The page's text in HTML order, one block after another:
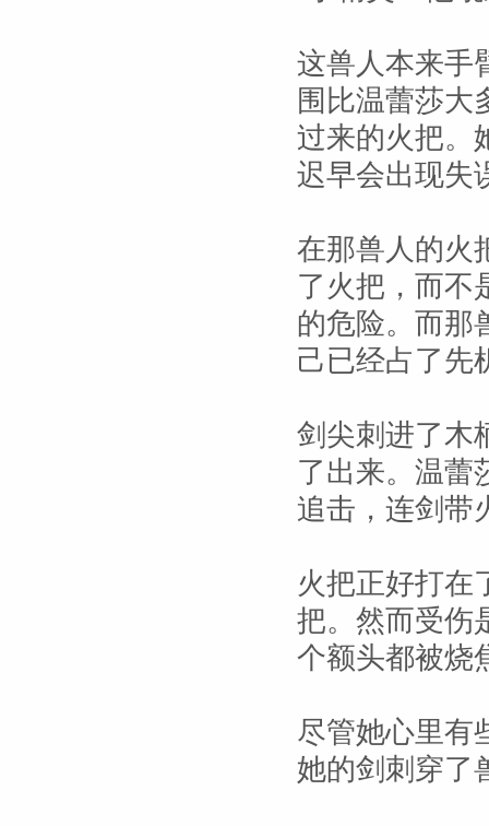
这兽人本来手
围比温蕾莎大
过来的火把。
迟早会出现失
在那兽人的火
了火把，而不
的危险。而那
己已经占了先
剑尖刺进了木
了出来。温蕾
追击，连剑带
火把正好打在
把。然而受伤
个额头都被烧
尽管她心里有
她的剑刺穿了